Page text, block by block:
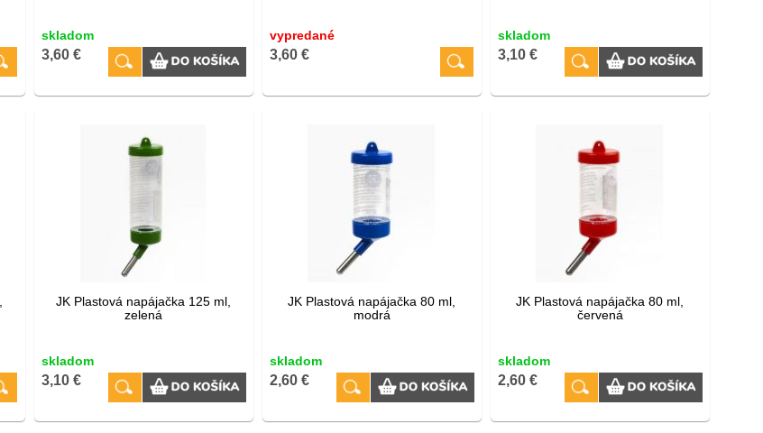
skladom
3,60 €
vypredané
3,60 €
skladom
3,10 €
JK Plastová napájačka 125 ml,
zelená
skladom
3,10 €
JK Plastová napájačka 80 ml,
modrá
skladom
2,60 €
JK Plastová napájačka 80 ml,
červená
skladom
2,60 €